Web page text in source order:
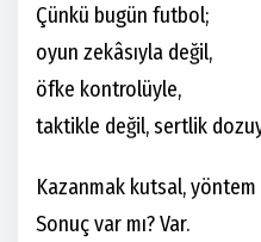
Çünkü bugün futbol;
oyun zekâsıyla değil,
öfke kontrolüyle,
taktikle değil, sertlik
Kazanmak kutsal,
Sonuç var mı? Var.